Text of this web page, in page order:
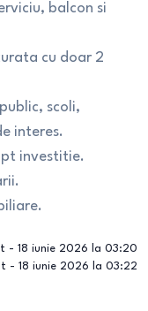
balcon si
cu doar 2
scoli,
interes.
investitie.
- 18 iunie 2026 la 03:20
- 18 iunie 2026 la 03:22